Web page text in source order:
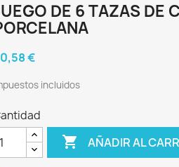
DE 6 TAZAS DE
€
incluidos
 AÑADIR AL